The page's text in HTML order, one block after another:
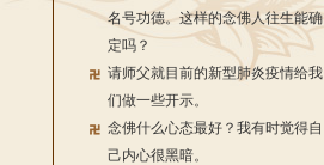
名号功德。这样的念佛人往生能确
定吗？
请师父就目前的新型肺炎疫情给我
们做一些开示。
念佛什么心态最好？我有时觉得自
己内心很黑暗。